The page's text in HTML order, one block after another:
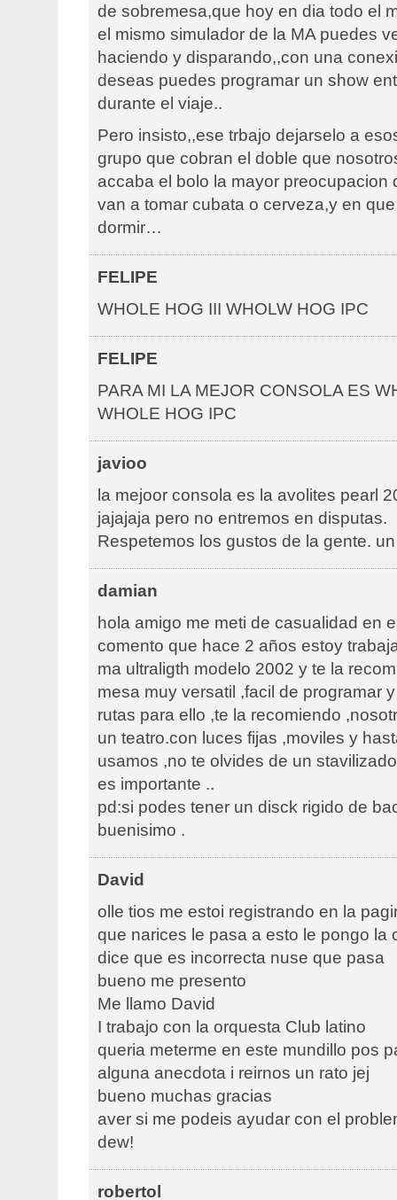
de sobremesa,que hoy en dia todo el
el mismo simulador de la MA puedes
haciendo y disparando,,con una
deseas puedes programar un show
durante el viaje..
Pero insisto,,ese trbajo dejarselo a
grupo que cobran el doble que
accaba el bolo la mayor preocupacion
van a tomar cubata o cerveza,y en
dormir…
FELIPE
WHOLE HOG III WHOLW HOG IPC
FELIPE
PARA MI LA MEJOR CONSOLA ES
WHOLE HOG IPC
javioo
la mejoor consola es la avolites pearl
jajajaja pero no entremos en disputas.
Respetemos los gustos de la gente.
damian
hola amigo me meti de casualidad en
comento que hace 2 años estoy
ma ultraligth modelo 2002 y te la
mesa muy versatil ,facil de programar
rutas para ello ,te la recomiendo
un teatro.con luces fijas ,moviles y
usamos ,no te olvides de un
es importante ..
pd:si podes tener un disck rigido de
buenisimo .
David
olle tios me estoi registrando en la
que narices le pasa a esto le pongo la
dice que es incorrecta nuse que pasa
bueno me presento
Me llamo David
I trabajo con la orquesta Club latino
queria meterme en este mundillo pos
alguna anecdota i reirnos un rato jej
bueno muchas gracias
aver si me podeis ayudar con el
dew!
robertol